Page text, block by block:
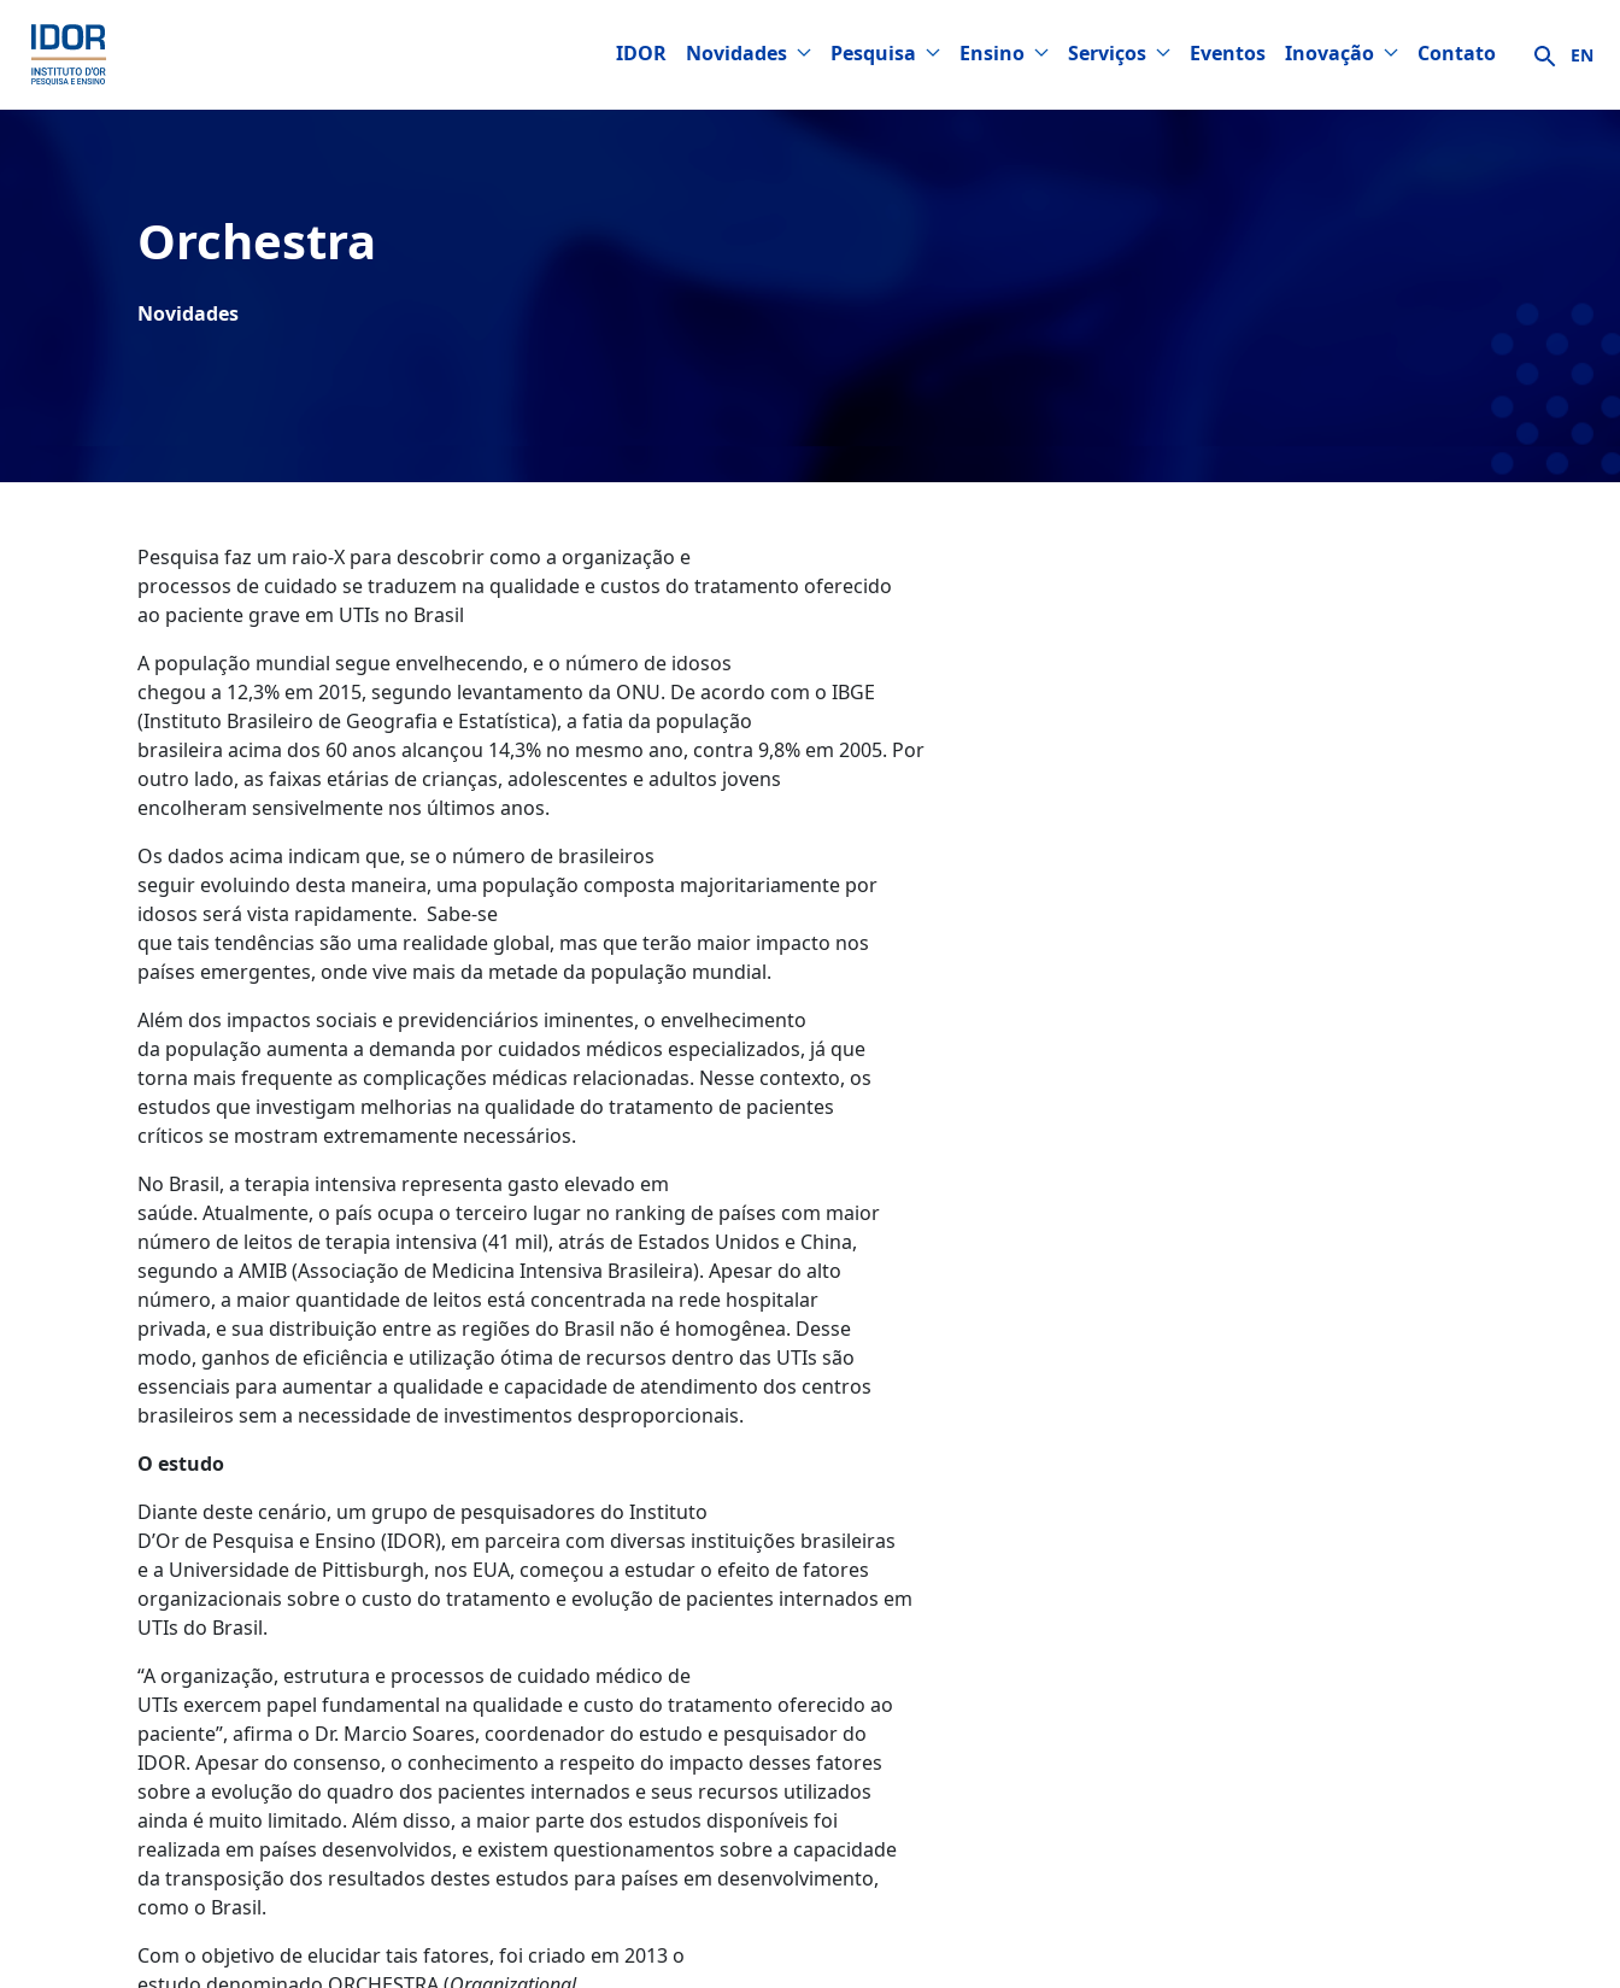
IDOR Novidades Pesquisa Ensino Serviços Eventos Inovação Contato EN
Orchestra
Novidades
Pesquisa faz um raio-X para descobrir como a organização e
processos de cuidado se traduzem na qualidade e custos do tratamento oferecido
ao paciente grave em UTIs no Brasil
A população mundial segue envelhecendo, e o número de idosos
chegou a 12,3% em 2015, segundo levantamento da ONU. De acordo com o IBGE
(Instituto Brasileiro de Geografia e Estatística), a fatia da população
brasileira acima dos 60 anos alcançou 14,3% no mesmo ano, contra 9,8% em 2005. Por
outro lado, as faixas etárias de crianças, adolescentes e adultos jovens
encolheram sensivelmente nos últimos anos.
Os dados acima indicam que, se o número de brasileiros
seguir evoluindo desta maneira, uma população composta majoritariamente por
idosos será vista rapidamente. Sabe-se
que tais tendências são uma realidade global, mas que terão maior impacto nos
países emergentes, onde vive mais da metade da população mundial.
Além dos impactos sociais e previdenciários iminentes, o envelhecimento
da população aumenta a demanda por cuidados médicos especializados, já que
torna mais frequente as complicações médicas relacionadas. Nesse contexto, os
estudos que investigam melhorias na qualidade do tratamento de pacientes
críticos se mostram extremamente necessários.
No Brasil, a terapia intensiva representa gasto elevado em
saúde. Atualmente, o país ocupa o terceiro lugar no ranking de países com maior
número de leitos de terapia intensiva (41 mil), atrás de Estados Unidos e China,
segundo a AMIB (Associação de Medicina Intensiva Brasileira). Apesar do alto
número, a maior quantidade de leitos está concentrada na rede hospitalar
privada, e sua distribuição entre as regiões do Brasil não é homogênea. Desse
modo, ganhos de eficiência e utilização ótima de recursos dentro das UTIs são
essenciais para aumentar a qualidade e capacidade de atendimento dos centros
brasileiros sem a necessidade de investimentos desproporcionais.
O estudo
Diante deste cenário, um grupo de pesquisadores do Instituto
D’Or de Pesquisa e Ensino (IDOR), em parceira com diversas instituições brasileiras
e a Universidade de Pittisburgh, nos EUA, começou a estudar o efeito de fatores
organizacionais sobre o custo do tratamento e evolução de pacientes internados em
UTIs do Brasil.
“A organização, estrutura e processos de cuidado médico de
UTIs exercem papel fundamental na qualidade e custo do tratamento oferecido ao
paciente”, afirma o Dr. Marcio Soares, coordenador do estudo e pesquisador do
IDOR. Apesar do consenso, o conhecimento a respeito do impacto desses fatores
sobre a evolução do quadro dos pacientes internados e seus recursos utilizados
ainda é muito limitado. Além disso, a maior parte dos estudos disponíveis foi
realizada em países desenvolvidos, e existem questionamentos sobre a capacidade
da transposição dos resultados destes estudos para países em desenvolvimento,
como o Brasil.
Com o objetivo de elucidar tais fatores, foi criado em 2013 o